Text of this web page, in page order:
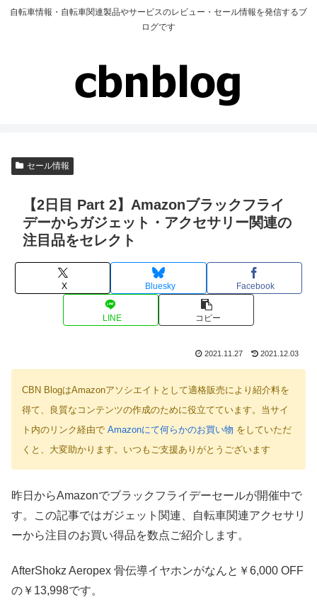
自転車情報・自転車関連製品やサービスのレビュー・セール情報を発信するブ
ログです
セール情報
【2日目 Part 2】Amazonブラックフライ
デーからガジェット・アクセサリー関連の
注目品をセレクト
X Bluesky Facebook
LINE コピー
2021.11.27 2021.12.03
CBN BlogはAmazonアソシエイトとして適格販売により紹介料を
得て、良質なコンテンツの作成のために役立てています。当サイ
ト内のリンク経由で Amazonにて何らかのお買い物 をしていただ
くと、大変助かります。いつもご支援ありがとうございます
昨日からAmazonでブラックフライデーセールが開催中で
す。この記事ではガジェット関連、自転車関連アクセサリ
ーから注目のお買い得品を数点ご紹介します。
AfterShokz Aeropex 骨伝導イヤホンがなんと￥6,000 OFF
の￥13,998です。